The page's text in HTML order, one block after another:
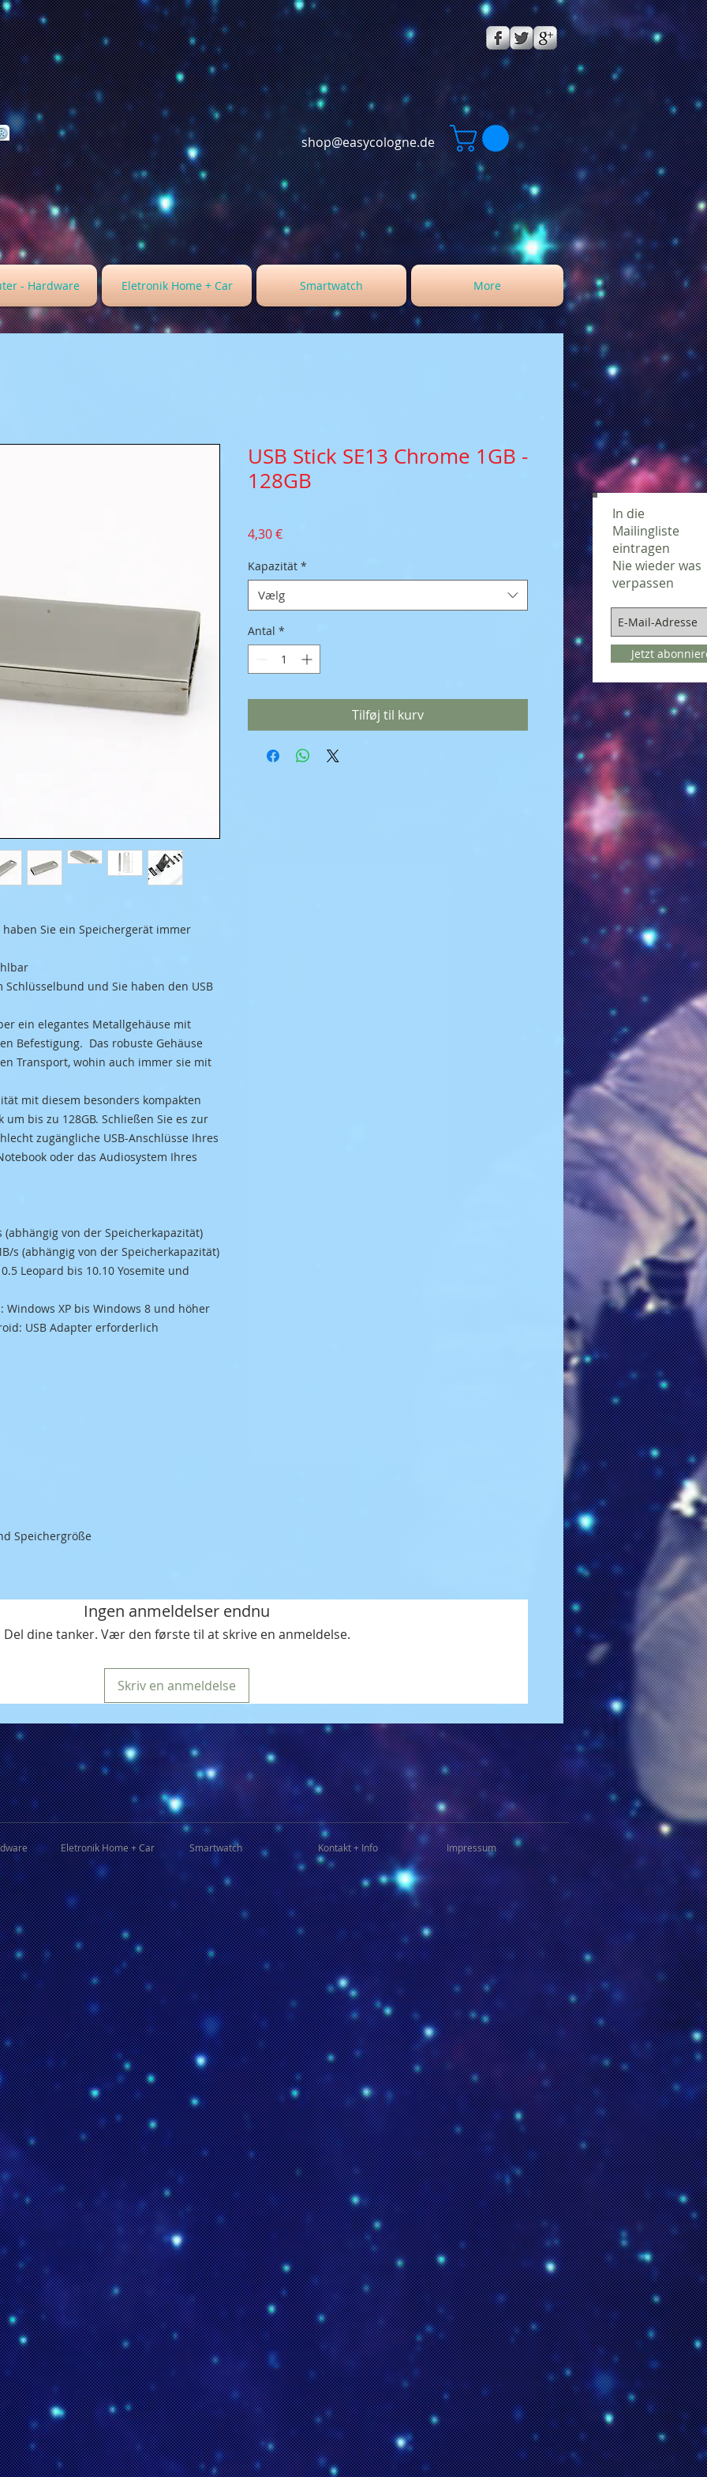
shop@easycologne.de
- Hardware Eletronik Home + Car Smartwatch More
Sie ein Speichergerät immer
Schlüsselbund und Sie haben den USB
ein elegantes Metallgehäuse mit
Befestigung. Das robuste Gehäuse
Transport, wohin auch immer sie mit
mit diesem besonders kompakten
bis zu 128GB. Schließen Sie es zur
zugängliche USB-Anschlüsse Ihres
oder das Audiosystem Ihres
(abhängig von der Speicherkapazität)
s (abhängig von der Speicherkapazität)
Leopard bis 10.10 Yosemite und
Windows XP bis Windows 8 und höher
USB Adapter erforderlich
Speichergröße
USB Stick SE13 Chrome 1GB -
128GB
4,30 €Pris
Kapazität *
Vælg
Antal *
Tilføj til kurv
Ingen anmeldelser endnu
Del dine tanker. Vær den første til at skrive en anmeldelse.
Skriv en anmeldelse
In die
Mailingliste
eintragen
Nie wieder was
verpassen
Jetzt
Eletronik Home + Car Smartwatch Kontakt + Info Impressum